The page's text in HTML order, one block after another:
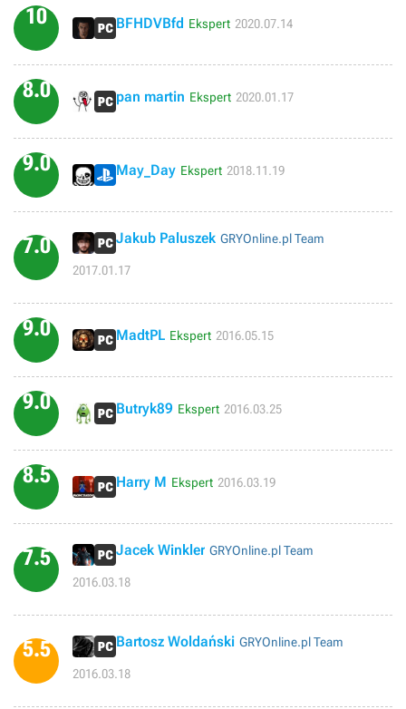
Ubisoftu za wycięcie tych elementów w związku z wyłączeniem
serwerów - trzeba przez to kombinować by je uruchomić).
10 BFHDVBfd Ekspert 2020.07.14
8.0 pan martin Ekspert 2020.01.17
9.0 May_Day Ekspert 2018.11.19
7.0 Jakub Paluszek GRYOnline.pl Team
2017.01.17
9.0 MadtPL Ekspert 2016.05.15
9.0 Butryk89 Ekspert 2016.03.25
8.5 Harry M Ekspert 2016.03.19
7.5 Jacek Winkler GRYOnline.pl Team
2016.03.18
5.5 Bartosz Woldański GRYOnline.pl Team
2016.03.18